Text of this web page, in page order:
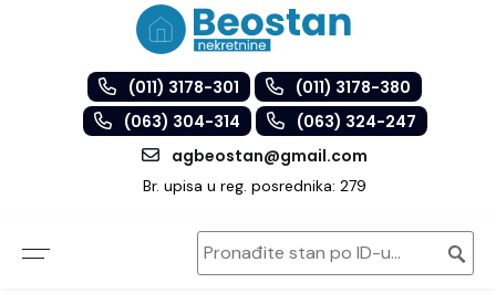
(011) 3178-301
(011) 3178-380
(063) 304-314
(063) 324-247
agbeostan@gmail.com
Br. upisa u reg. posrednika: 279